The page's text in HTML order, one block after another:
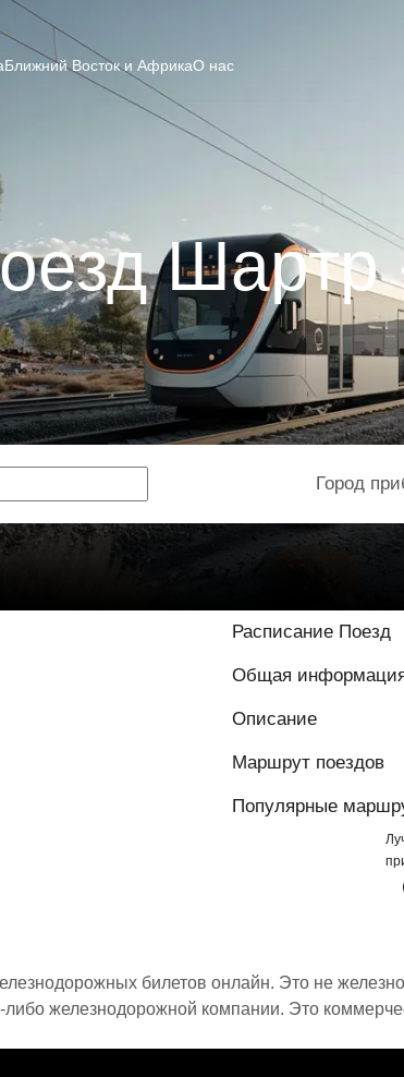
Ближний Восток и АфрикаО нас
Шартр
Город
Расписание Поезд
Общая
Описание
Маршрут поездов
Популярные
билетов онлайн. Это не
железнодорожной компании. Это
9 / 10